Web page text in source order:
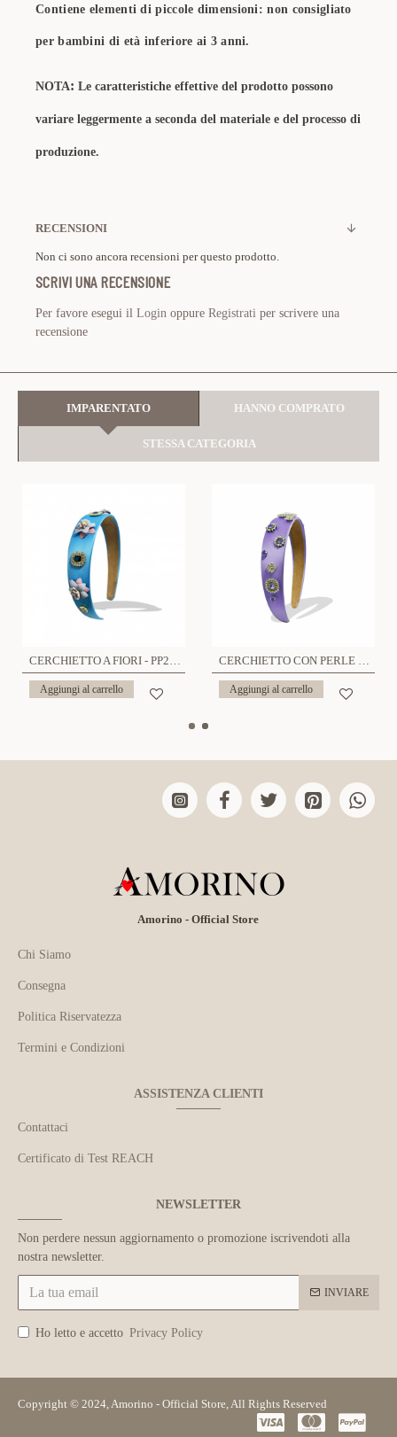
Contiene elementi di piccole dimensioni: non consigliato
per bambini di età inferiore ai 3 anni.
NOTA: Le caratteristiche effettive del prodotto possono
variare leggermente a seconda del materiale e del processo di
produzione.
RECENSIONI
Non ci sono ancora recensioni per questo prodotto.
SCRIVI UNA RECENSIONE
Per favore esegui il Login oppure Registrati per scrivere una
recensione
IMPARENTATO HANNO COMPRATO
STESSA CATEGORIA
CERCHIETTO A FIORI - PP2360F111
Aggiungi al carrello
CERCHIETTO CON PERLE E CRISTALLI - PP2360F112
Aggiungi al carrello
Amorino - Official Store
Chi Siamo
Consegna
Politica Riservatezza
Termini e Condizioni
ASSISTENZA CLIENTI
Contattaci
Certificato di Test REACH
NEWSLETTER
Non perdere nessun aggiornamento o promozione iscrivendoti alla
nostra newsletter.
INVIARE
Ho letto e accetto Privacy Policy
Copyright © 2024, Amorino - Official Store, All Rights Reserved